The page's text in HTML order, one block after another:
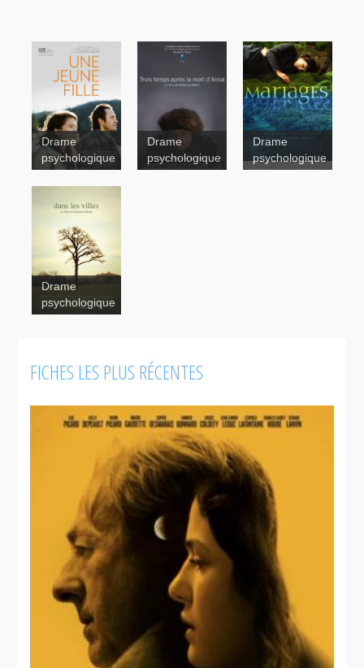
après la
mort
d'Anna
Drame
psychologique
Drame
psychologique
Mariages
Drame
psychologique
"Mariages"
Drame
psychologique
FICHES LES PLUS RÉCENTES